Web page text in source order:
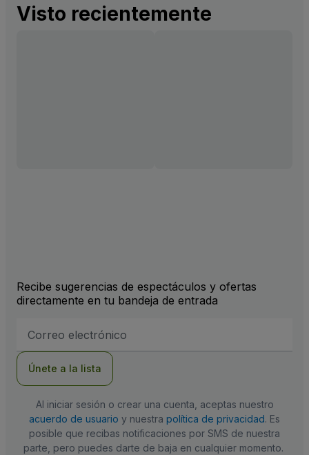
Visto recientemente
Recibe sugerencias de espectáculos y ofertas
directamente en tu bandeja de entrada
de
Únete a la lista
Al iniciar sesión o crear una cuenta, aceptas nuestro
acuerdo de usuario y nuestra política de privacidad. Es
posible que recibas notificaciones por SMS de nuestra
parte, pero puedes darte de baja en cualquier momento.